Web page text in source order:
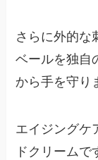
さらに外的な
ベールを独自
から手を守り
エイジングケ
ドクリームで